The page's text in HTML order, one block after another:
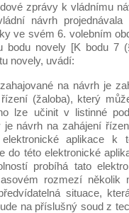
zprávy k vládnímu
návrh projednávala
ve svém 6. volebním
bodu novely [K bodu 7
novely, uvádí:
na návrh je
(žaloba), který
lze učinit v listinné
návrh na zahájení
aplikace k
do této elektronické
probíhá tato
rozmezí
situace,
na příslušný soud z